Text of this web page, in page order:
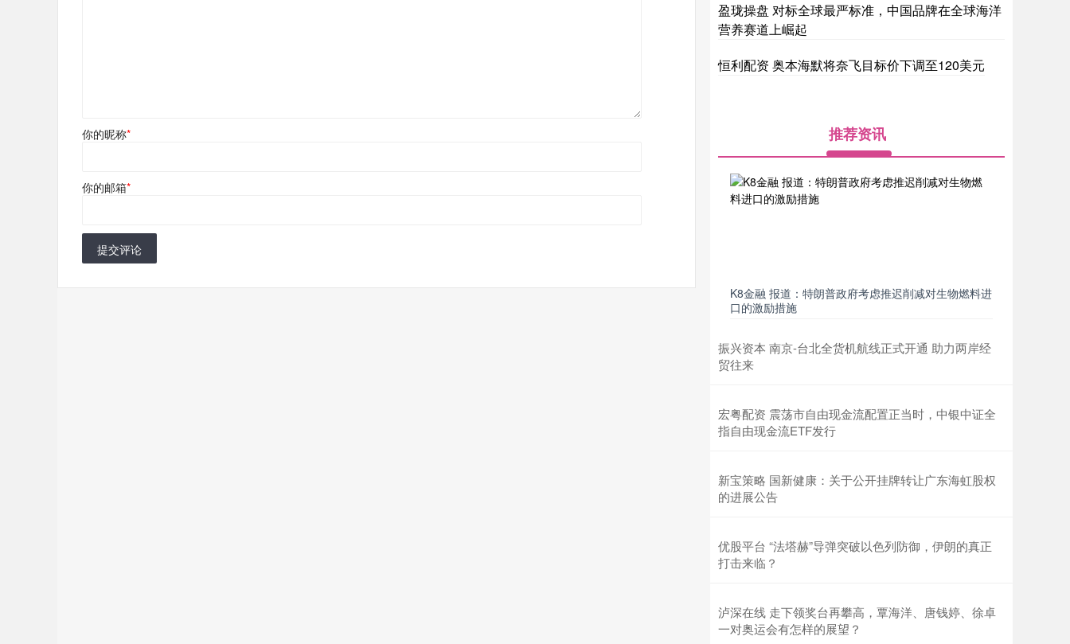
你的昵称*
你的邮箱*
提交评论
盈珑操盘 对标全球最严标准，中国品牌在全球海洋
营养赛道上崛起
恒利配资 奥本海默将奈飞目标价下调至120美元
推荐资讯
K8金融 报道：特朗普政府考虑推迟削减对生物燃料进
口的激励措施
振兴资本 南京-台北全货机航线正式开通 助力两岸经
贸往来
宏粤配资 震荡市自由现金流配置正当时，中银中证全
指自由现金流ETF发行
新宝策略 国新健康：关于公开挂牌转让广东海虹股权
的进展公告
优股平台 “法塔赫”导弹突破以色列防御，伊朗的真正
打击来临？
泸深在线 走下领奖台再攀高，覃海洋、唐钱婷、徐卓
一对奥运会有怎样的展望？